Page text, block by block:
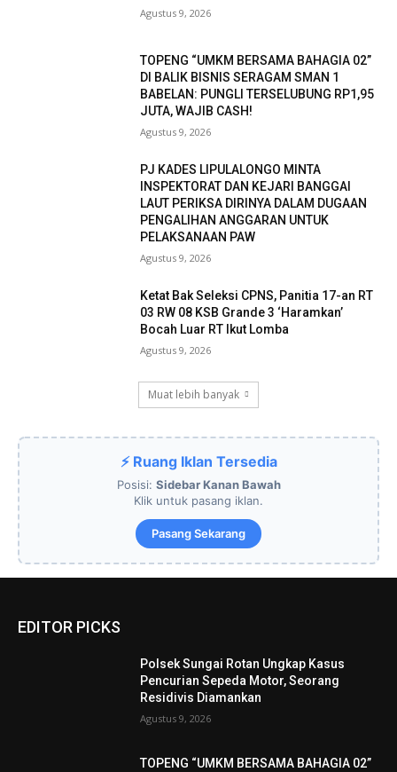
Agustus 9, 2026
TOPENG “UMKM BERSAMA BAHAGIA 02”
DI BALIK BISNIS SERAGAM SMAN 1
BABELAN: PUNGLI TERSELUBUNG RP1,95
JUTA, WAJIB CASH!
Agustus 9, 2026
PJ KADES LIPULALONGO MINTA
INSPEKTORAT DAN KEJARI BANGGAI
LAUT PERIKSA DIRINYA DALAM DUGAAN
PENGALIHAN ANGGARAN UNTUK
PELAKSANAAN PAW
Agustus 9, 2026
Ketat Bak Seleksi CPNS, Panitia 17-an RT
03 RW 08 KSB Grande 3 ‘Haramkan’
Bocah Luar RT Ikut Lomba
Agustus 9, 2026
Muat lebih banyak
⚡ Ruang Iklan Tersedia
Posisi: Sidebar Kanan Bawah
Klik untuk pasang iklan.
Pasang Sekarang
EDITOR PICKS
Polsek Sungai Rotan Ungkap Kasus
Pencurian Sepeda Motor, Seorang
Residivis Diamankan
Agustus 9, 2026
TOPENG “UMKM BERSAMA BAHAGIA 02”